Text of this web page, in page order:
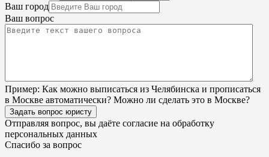
Ваш город
Ваш вопрос
Пример: Как можно выписаться из Челябинска и прописаться
в Москве автоматически? Можно ли сделать это в Москве?
Задать вопрос юристу
Отправляя вопрос, вы даёте согласие на обработку
персональных данных
Спасибо за вопрос